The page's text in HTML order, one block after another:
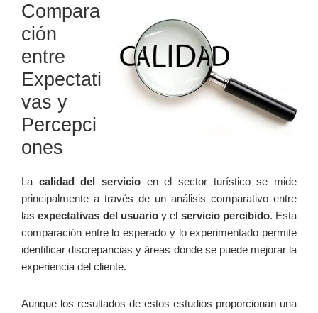
Compara
ción
entre
Expectati
vas y
Percepci
ones
La calidad del servicio en el sector turístico se mide
principalmente a través de un análisis comparativo entre
lasexpectativas del usuarioy el servicio percibido. Esta
comparación entre lo esperado y lo experimentado permite
identificar discrepancias y áreas donde se puede mejorar la
experiencia del cliente.
Aunque los resultados de estos estudios proporcionan una